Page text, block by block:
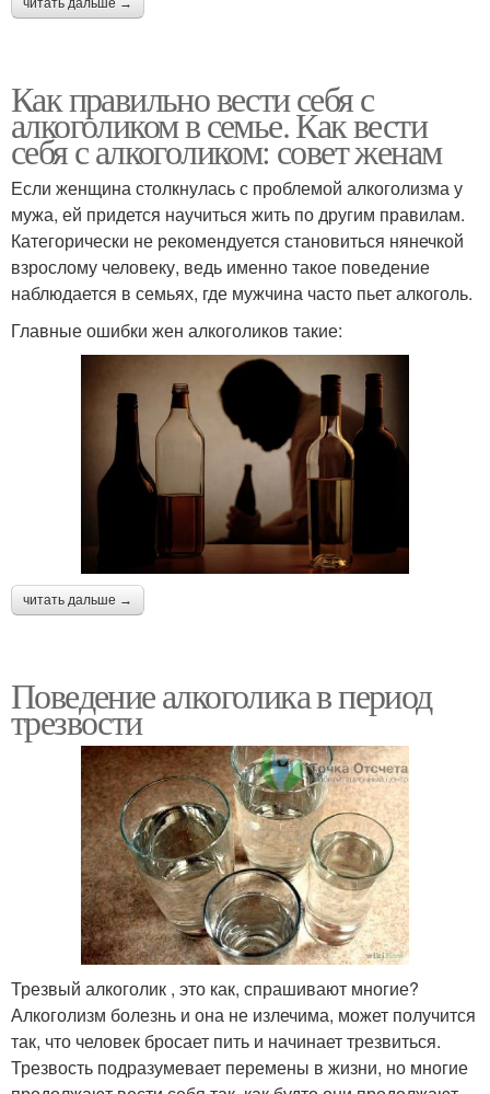
читать дальше →
Как правильно вести себя с
алкоголиком в семье. Как вести
себя с алкоголиком: совет женам
Если женщина столкнулась с проблемой алкоголизма у
мужа, ей придется научиться жить по другим правилам.
Категорически не рекомендуется становиться нянечкой
взрослому человеку, ведь именно такое поведение
наблюдается в семьях, где мужчина часто пьет алкоголь.
Главные ошибки жен алкоголиков такие:
читать дальше →
Поведение алкоголика в период
трезвости
Трезвый алкоголик , это как, спрашивают многие?
Алкоголизм болезнь и она не излечима, может получится
так, что человек бросает пить и начинает трезвиться.
Трезвость подразумевает перемены в жизни, но многие